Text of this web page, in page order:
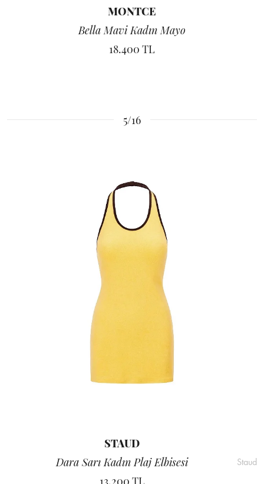
MONTCE
Bella Mavi Kadın Mayo
18.400 TL
5/16
STAUD
Dara Sarı Kadın Plaj Elbisesi
13.200 TL
Staud